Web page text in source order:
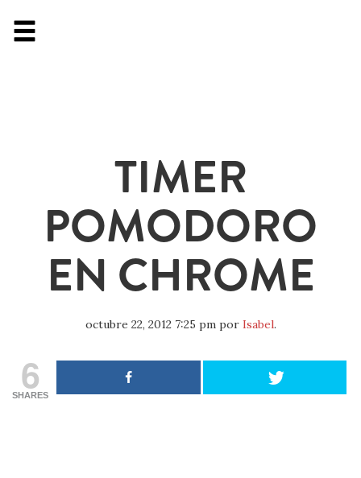
TIMER
POMODORO
EN CHROME
octubre 22, 2012 7:25 pmpor Isabel.
6
SHARES